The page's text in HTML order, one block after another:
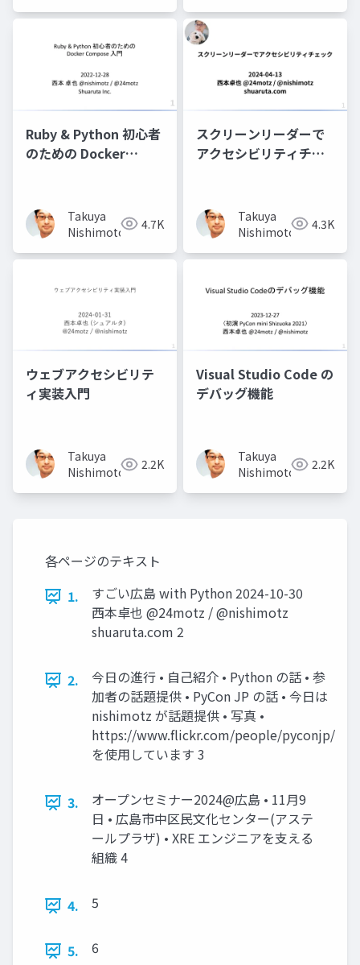
Ruby & Python 初心者
のための Docker
Takuya
Nishimoto
4.7K
スクリーンリーダーで
アクセシビリティチェ
Takuya
Nishimoto
4.3K
ウェブアクセシビリテ
ィ実装入門
Takuya
Nishimoto
2.2K
Visual Studio Code の
デバッグ機能
Takuya
Nishimoto
2.2K
各ページのテキスト
1.
すごい広島 with Python 2024-10-30
西本卓也 @24motz / @nishimotz
shuaruta.com 2
2.
今日の進行 • 自己紹介 • Python の話 • 参
加者の話題提供 • PyCon JP の話 • 今日は
nishimotz が話題提供 • 写真 •
https://www.flickr.com/people/pyconjp/
を使用しています 3
3.
オープンセミナー2024@広島 • 11月9
日 • 広島市中区民文化センター(アステ
ールプラザ) • XRE エンジニアを支える
組織 4
4. 5
5. 6